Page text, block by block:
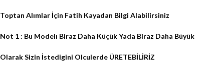
Toptan Alımlar İçin Fatih Kayadan Bilgi Alabilirsiniz
Not 1 : Bu Modelı Biraz Daha Küçük Yada Biraz Daha Büyük
Olarak Sizin İstedigini Olculerde ÜRETEBİLİRİZ